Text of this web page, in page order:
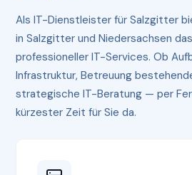
Als IT-Dienstleister für Salzgitter
in Salzgitter und Niedersachsen
professioneller IT-Services. Ob
Infrastruktur, Betreuung
strategische IT-Beratung — per
kürzester Zeit für Sie da.